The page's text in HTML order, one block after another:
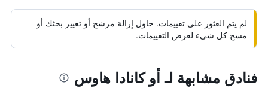
لم يتم العثور على تقييمات. حاول إزالة مرشح أو تغيير بحثك أو
مسح كل شيء لعرض التقييمات.
فنادق مشابهة لـ أو كانادا هاوس